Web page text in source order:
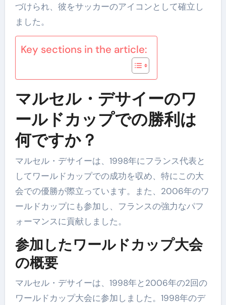
づけられ、彼をサッカーのアイコンとして確立し
ました。
Key sections in the article:
マルセル・デサイーのワ
ールドカップでの勝利は
何ですか？
マルセル・デサイーは、1998年にフランス代表と
してワールドカップでの成功を収め、特にこの大
会での優勝が際立っています。また、2006年のワ
ールドカップにも参加し、フランスの強力なパフ
ォーマンスに貢献しました。
参加したワールドカップ大会
の概要
マルセル・デサイーは、1998年と2006年の2回の
ワールドカップ大会に参加しました。1998年のデ